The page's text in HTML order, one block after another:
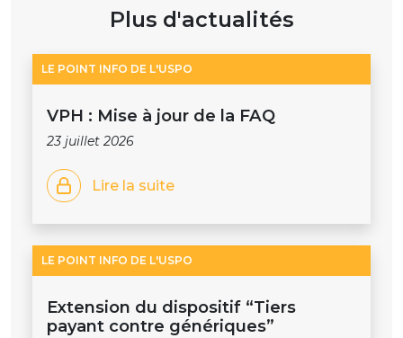
Plus d'actualités
LE POINT INFO DE L'USPO
VPH : Mise à jour de la FAQ
23 juillet 2026
Lire la suite
LE POINT INFO DE L'USPO
Extension du dispositif “Tiers
payant contre génériques”